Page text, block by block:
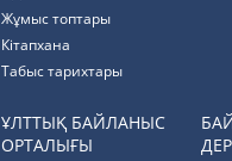
Жұмыс топтары
Кітапхана
Табыс тарихтары
ҰЛТТЫҚ БАЙЛАНЫС
ОРТАЛЫҒЫ